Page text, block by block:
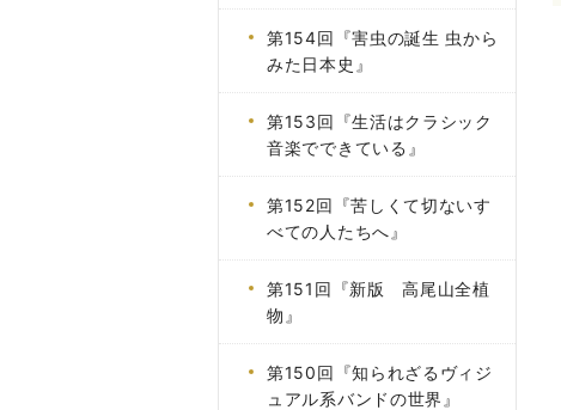
第154回『害虫の誕生 虫から
みた日本史』
第153回『生活はクラシック
音楽でできている』
第152回『苦しくて切ないす
べての人たちへ』
第151回『新版 高尾山全植
物』
第150回『知られざるヴィジ
ュアル系バンドの世界』